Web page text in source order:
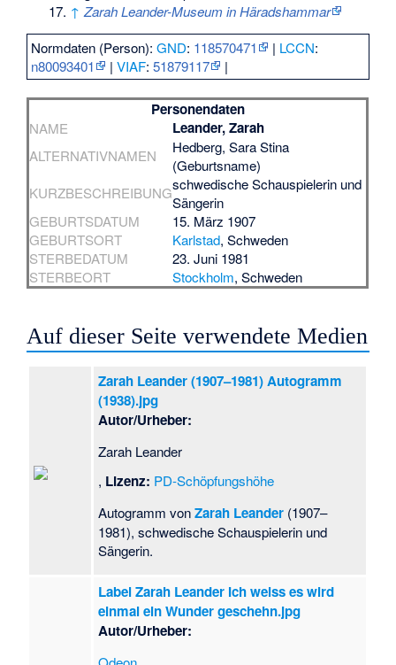
↑ Zarah Leander-Museum in Häradshammar
Normdaten (Person):GND: 118570471 | LCCN:
n80093401
|VIAF:51879117 |
Personendaten
NAME Leander, Zarah
ALTERNATIVNAMEN
Hedberg, Sara Stina
(Geburtsname)
KURZBESCHREIBUNGschwedische Schauspielerin und
Sängerin
GEBURTSDATUM
15. März 1907
GEBURTSORT
Karlstad, Schweden
STERBEDATUM
23. Juni 1981
STERBEORT
Stockholm, Schweden
Auf dieser Seite verwendete Medien
Zarah Leander (1907–1981) Autogramm
(1938).jpg
Autor/Urheber:
Zarah Leander
, Lizenz: PD-Schöpfungshöhe
Autogramm vonZarah Leander (1907–
1981), schwedische Schauspielerin und
Sängerin.
Label Zarah Leander Ich weiss es wird
einmal ein Wunder geschehn.jpg
Autor/Urheber: